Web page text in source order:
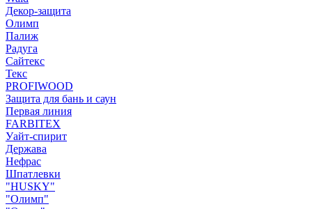
Декор-защита
Олимп
Палиж
Радуга
Сайтекс
Текс
PROFIWOOD
Защита для бань и саун
Первая линия
FARBITEX
Уайт-спирит
Держава
Нефрас
Шпатлевки
"HUSKY"
"Олимп"